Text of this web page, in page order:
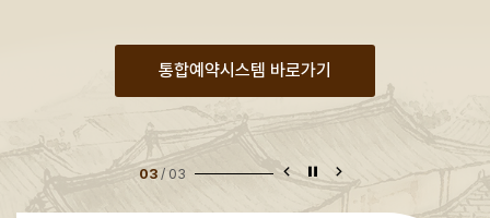
통합예약시스템 바로가기
01/ 03 이전 슬라이드
슬라이드 정지
다음 슬라이드